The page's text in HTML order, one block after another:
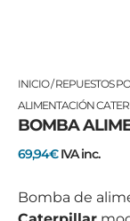
INICIO/REPUESTOS
ALIMENTACIÓN
BOMBA
69,94€ IVA inc.
Bomba de
BOMBA
CATERPILLAR
438B